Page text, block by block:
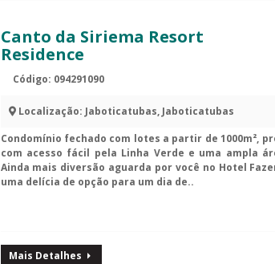
Canto da Siriema Resort
Residence
Código: 094291090
Localização: Jaboticatubas, Jaboticatubas
Condomínio fechado com lotes a partir de 1000m²,
com acesso fácil pela Linha Verde e uma ampla
Ainda mais diversão aguarda por você no Hotel
uma delícia de opção para um dia de..
Mais Detalhes